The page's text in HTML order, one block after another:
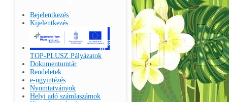
Bejelentkezés
Kijelentkezés
TOP-PLUSZ Pályázatok
Dokumentumtár
Rendeletek
e-ügyintézés
Nyomtatványok
Helyi adó számlaszámok